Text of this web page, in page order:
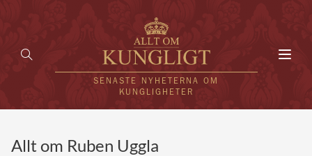
SENASTE NYHETERNA OM
KUNGLIGHETER
Allt om Ruben Uggla